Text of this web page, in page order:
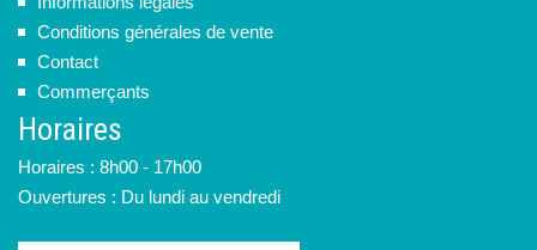
Conditions générales de vente
Contact
Commerçants
Horaires
Horaires : 8h00 - 17h00
Ouvertures : Du lundi au vendredi